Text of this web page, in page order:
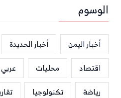
الوسوم
أخبار اليمن أخبار الحديدة
اقتصاد
محليات
رياضة
تكنولوجيا